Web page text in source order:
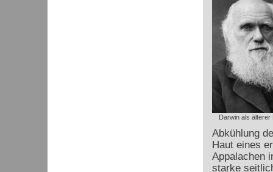
Darwin als älterer
Abkühlung
Haut eines
Appalachen
starke